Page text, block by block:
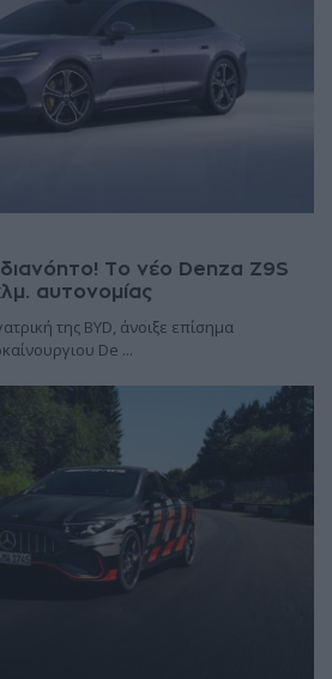
Το νέο Denza Z9S
αυτονομίας
της BYD, άνοιξε επίσημα
De ...